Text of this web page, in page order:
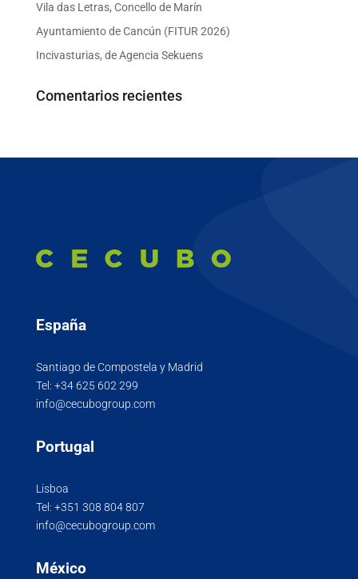
Vila das Letras, Concello de Marín
Ayuntamiento de Cancún (FITUR 2026)
Incivasturias, de Agencia Sekuens
Comentarios recientes
España
Santiago de Compostela y Madrid
Tel: +34 625 602 299
info@cecubogroup.com
Portugal
Lisboa
Tel: +351 308 804 807
info@cecubogroup.com
México